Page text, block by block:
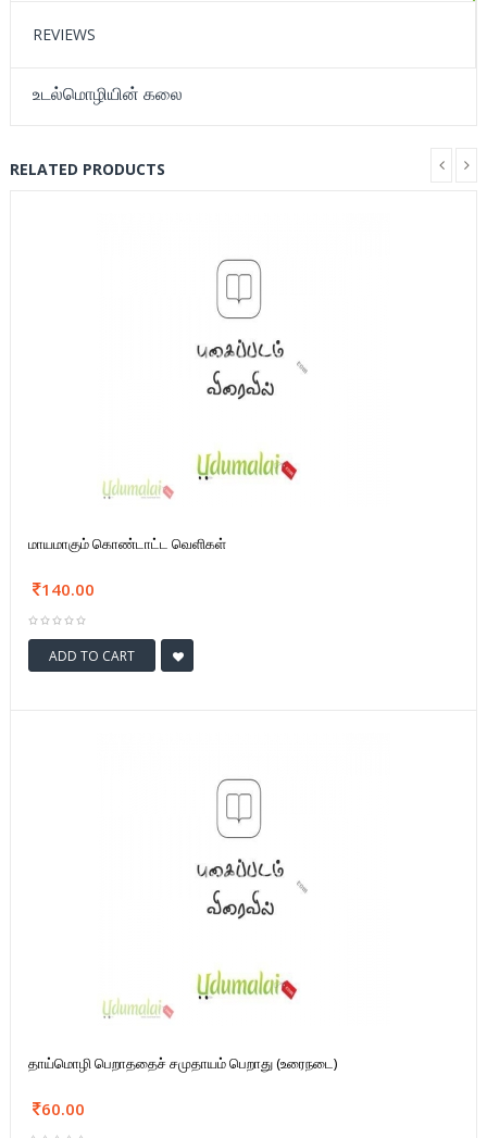
REVIEWS
உடல்மொழியின் கலை
RELATED PRODUCTS
மாயமாகும் கொண்டாட்ட வெளிகள்
140.00
ADD TO CART
தாய்மொழி பெறாததைச் சமுதாயம் பெறாது (உரைநடை)
60.00